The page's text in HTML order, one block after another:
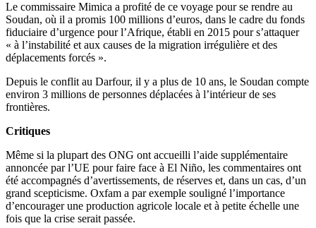
Le commissaire Mimica a profité de ce voyage pour se rendre au
Soudan, où il a promis 100 millions d’euros, dans le cadre du fonds
fiduciaire d’urgence pour l’Afrique, établi en 2015 pour s’attaquer
« à l’instabilité et aux causes de la migration irrégulière et des
déplacements forcés ».
Depuis le conflit au Darfour, il y a plus de 10 ans, le Soudan compte
environ 3 millions de personnes déplacées à l’intérieur de ses
frontières.
Critiques
Même si la plupart des ONG ont accueilli l’aide supplémentaire
annoncée par l’UE pour faire face à El Niño, les commentaires ont
été accompagnés d’avertissements, de réserves et, dans un cas, d’un
grand scepticisme. Oxfam a par exemple souligné l’importance
d’encourager une production agricole locale et à petite échelle une
fois que la crise serait passée.